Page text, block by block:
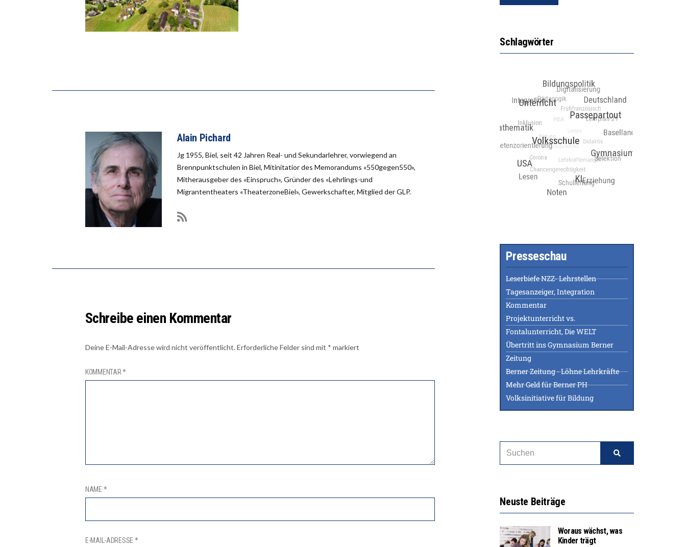
Alain Pichard
Jg 1955, Biel, seit 42 Jahren Real- und Sekundarlehrer, vorwiegend an
Brennpunktschulen in Biel, Mitinitatior des Memorandums «550gegen550»,
Mitherausgeber des «Einspruch», Gründer des «Lehrlings-und
Migrantentheaters «TheaterzoneBiel», Gewerkschafter, Mitglied der GLP.
Schreibe einen Kommentar
Deine E-Mail-Adresse wird nicht veröffentlicht.Erforderliche Felder sind mit * markiert
KOMMENTAR*
NAME *
E-MAIL-ADRESSE *
Schlagwörter
Presseschau
Leserbiefe NZZ- Lehrstellen
Tagesanzeiger, Integration
Kommentar
Projektunterricht vs.
Fontalunterricht, Die WELT
Übertritt ins Gymnasium Berner
Zeitung
Berner Zeitung - Löhne Lehrkräfte
Mehr Geld für Berner PH
Volksinitiative für Bildung
Neuste Beiträge
Woraus wächst, was
Kinder trägt